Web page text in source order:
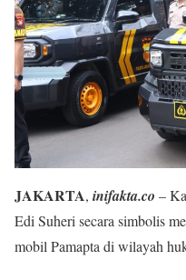
JAKARTA, inifakta.co –
Edi Suheri secara simbolis
mobil Pamapta di wilayah